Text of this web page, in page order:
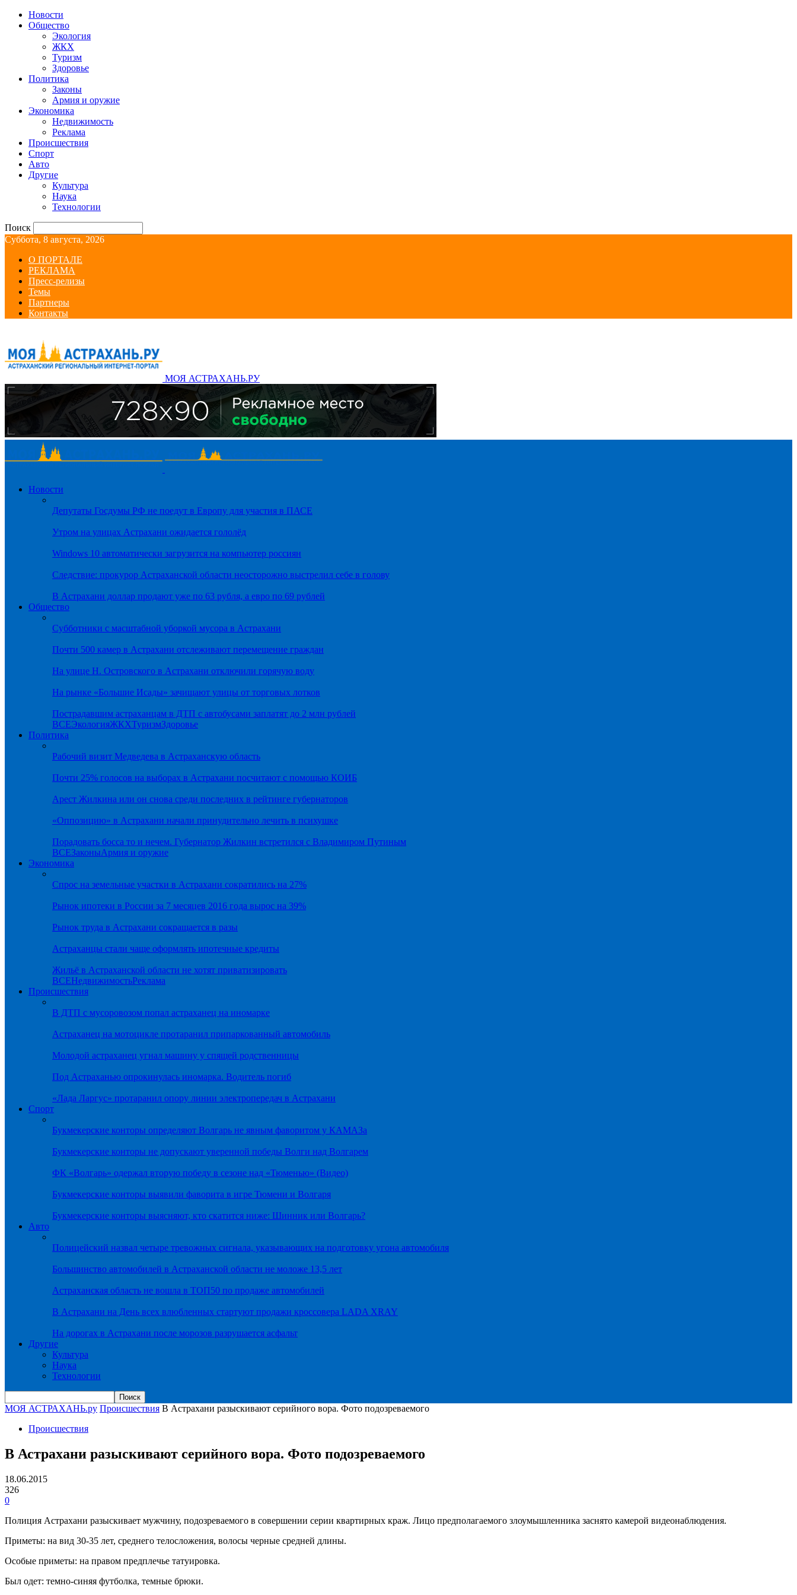
Новости
Общество
Экология
ЖКХ
Туризм
Здоровье
Политика
Законы
Армия и оружие
Экономика
Недвижимость
Реклама
Происшествия
Спорт
Авто
Другие
Культура
Наука
Технологии
Поиск
Суббота, 8 августа, 2026
О ПОРТАЛЕ
РЕКЛАМА
Пресс-релизы
Темы
Партнеры
Контакты
МОЯ АСТРАХАНЬ.РУ
Новости
Депутаты Госдумы РФ не поедут в Европу для участия в ПАСЕ
Утром на улицах Астрахани ожидается гололёд
Windows 10 автоматически загрузится на компьютер россиян
Следствие: прокурор Астраханской области неосторожно выстрелил себе в голову
В Астрахани доллар продают уже по 63 рубля, а евро по 69 рублей
Общество
Субботники с масштабной уборкой мусора в Астрахани
Почти 500 камер в Астрахани отслеживают перемещение граждан
На улице Н. Островского в Астрахани отключили горячую воду
На рынке «Большие Исады» зачищают улицы от торговых лотков
Пострадавшим астраханцам в ДТП с автобусами заплатят до 2 млн рублей
ВСЕЭкологияЖКХТуризмЗдоровье
Политика
Рабочий визит Медведева в Астраханскую область
Почти 25% голосов на выборах в Астрахани посчитают с помощью КОИБ
Арест Жилкина или он снова среди последних в рейтинге губернаторов
«Оппозицию» в Астрахани начали принудительно лечить в психушке
Порадовать босса то и нечем. Губернатор Жилкин встретился с Владимиром Путиным
ВСЕЗаконыАрмия и оружие
Экономика
Спрос на земельные участки в Астрахани сократились на 27%
Рынок ипотеки в России за 7 месяцев 2016 года вырос на 39%
Рынок труда в Астрахани сокращается в разы
Астраханцы стали чаще оформлять ипотечные кредиты
Жильё в Астраханской области не хотят приватизировать
ВСЕНедвижимостьРеклама
Происшествия
В ДТП с мусоровозом попал астраханец на иномарке
Астраханец на мотоцикле протаранил припаркованный автомобиль
Молодой астраханец угнал машину у спящей родственницы
Под Астраханью опрокинулась иномарка. Водитель погиб
«Лада Ларгус» протаранил опору линии электропередач в Астрахани
Спорт
Букмекерские конторы определяют Волгарь не явным фаворитом у КАМАЗа
Букмекерские конторы не допускают уверенной победы Волги над Волгарем
ФК «Волгарь» одержал вторую победу в сезоне над «Тюменью» (Видео)
Букмекерские конторы выявили фаворита в игре Тюмени и Волгаря
Букмекерские конторы выясняют, кто скатится ниже: Шинник или Волгарь?
Авто
Полицейский назвал четыре тревожных сигнала, указывающих на подготовку угона автомобиля
Большинство автомобилей в Астраханской области не моложе 13,5 лет
Астраханская область не вошла в ТОП50 по продаже автомобилей
В Астрахани на День всех влюбленных стартуют продажи кроссовера LADA XRAY
На дорогах в Астрахани после морозов разрушается асфальт
Другие
Культура
Наука
Технологии
МОЯ АСТРАХАНЬ.ру Происшествия В Астрахани разыскивают серийного вора. Фото подозреваемого
Происшествия
В Астрахани разыскивают серийного вора. Фото подозреваемого
18.06.2015
326
0
Полиция Астрахани разыскивает мужчину, подозреваемого в совершении серии квартирных краж. Лицо предполагаемого злоумышленника заснято камерой видеонаблюдения.
Приметы: на вид 30-35 лет, среднего телосложения, волосы черные средней длины.
Особые приметы: на правом предплечье татуировка.
Был одет: темно-синяя футболка, темные брюки.